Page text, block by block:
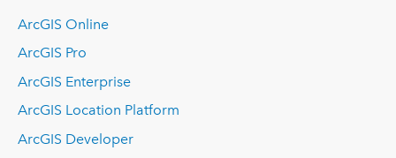
ArcGIS Online
ArcGIS Pro
ArcGIS Enterprise
ArcGIS Location Platform
ArcGIS Developer